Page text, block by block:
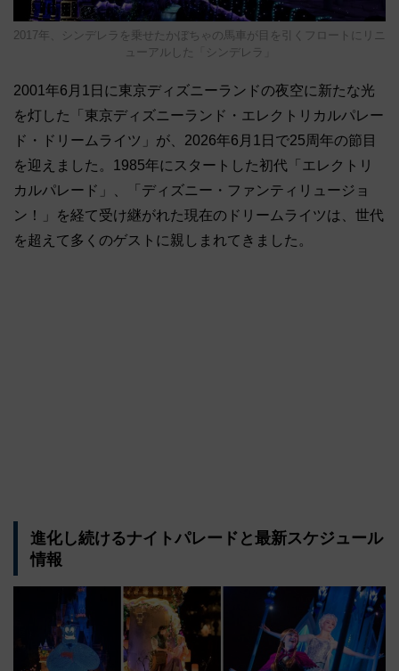
2017年、シンデレラを乗せたかぼちゃの馬車が目を引くフロートにリニ
ューアルした「シンデレラ」
2001年6月1日に東京ディズニーランドの夜空に新たな光
を灯した「東京ディズニーランド・エレクトリカルパレー
ド・ドリームライツ」が、2026年6月1日で25周年の節目
を迎えました。1985年にスタートした初代「エレクトリ
カルパレード」、「ディズニー・ファンティリュージョ
ン！」を経て受け継がれた現在のドリームライツは、世代
を超えて多くのゲストに親しまれてきました。
進化し続けるナイトパレードと最新スケジュール
情報